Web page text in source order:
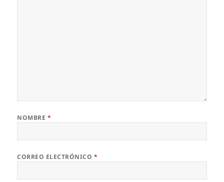
NOMBRE *
CORREO ELECTRÓNICO *